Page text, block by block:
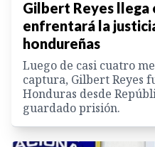
Gilbert Reyes
enfrentará la
hondureñas
Luego de casi cuatro
captura, Gilbert Reyes
Honduras desde
guardado prisión.